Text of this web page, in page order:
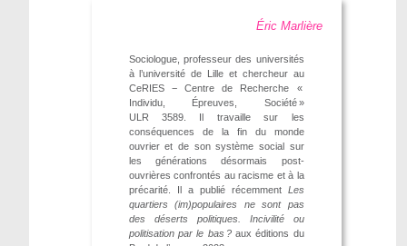
Éric Marlière
Sociologue, professeur des universités
à l’université de Lille et chercheur au
CeRIES − Centre de Recherche «
Individu, Épreuves, Société »
ULR 3589. Il travaille sur les
conséquences de la fin du monde
ouvrier et de son système social sur
les générations désormais post-
ouvrières confrontés au racisme et à la
précarité. Il a publié récemment Les
quartiers (im)populaires ne sont pas
des déserts politiques. Incivilité ou
politisation par le bas ?aux éditions du